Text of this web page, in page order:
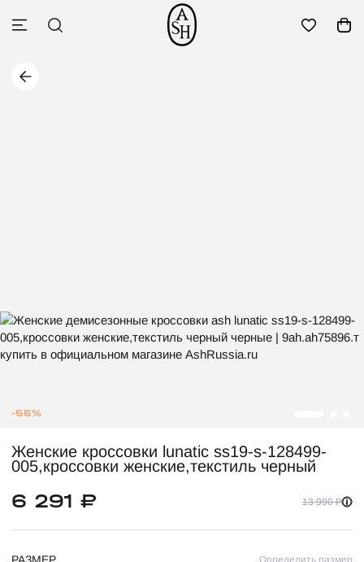
-55%
Женские кроссовки lunatic ss19-s-128499-
005,кроссовки женские,текстиль черный
6 291 ₽ 13 990 ₽
Определить размер